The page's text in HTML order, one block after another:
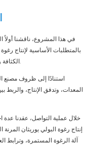
في هذا المشروع، ناقشنا أولاً
بالمتطلبات الأساسية لإنتاج
الكثافة والصلابة والارتباط بعمليات القطع والمعالجة اللاحقة.
استنادًا إلى ظروف مصنع
المعدات، وتدفق الإنتاج، والربط
خلال عملية التواصل، عقدنا عدة
إنتاج رغوة البولي يوريثان
آلة الرغوة المستمرة، وترابط